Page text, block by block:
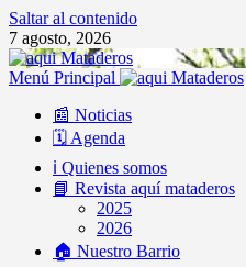
Saltar al contenido
7 agosto, 2026
Menú Principal
📰 Noticias
🗓️ Agenda
ℹ️ Quienes somos
📘 Revista aquí mataderos
2025
2026
🏠 Nuestro Barrio